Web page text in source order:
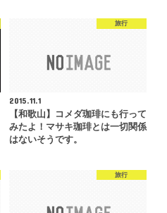
旅行
2015.11.1
【和歌山】コメダ珈琲にも行って
みたよ！マサキ珈琲とは一切関係
はないそうです。
旅行